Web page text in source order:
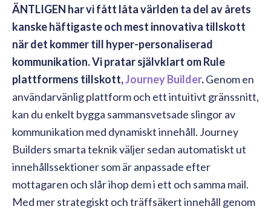
ÄNTLIGEN har vi fått låta världen ta del av årets
kanske häftigaste och mest innovativa tillskott
när det kommer till hyper-personaliserad
kommunikation. Vi pratar självklart om Rule
plattformens tillskott,Journey Builder.Genom en
användarvänlig plattform och ett intuitivt gränssnitt,
kan du enkelt bygga sammansvetsade slingor av
kommunikation med dynamiskt innehåll. Journey
Builders smarta teknik väljer sedan automatiskt ut
innehållssektioner som är anpassade efter
mottagaren och slår ihop dem i ett och samma mail.
Med mer strategiskt och träffsäkert innehåll genom